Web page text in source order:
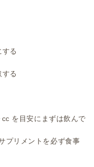
る
する
を目安にまずは飲んで
プリメントを必ず食事